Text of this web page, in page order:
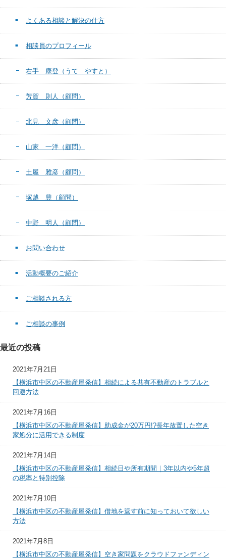
よくある相談と解決の仕方
相談員のプロフィール
右手 康登（うて やすと）
芳賀 則人（顧問）
北見 文彦（顧問）
山家 一洋（顧問）
土屋 雅彦（顧問）
塚越 豊（顧問）
中野 明人（顧問）
お問い合わせ
活動概要のご紹介
ご相談される方
ご相談の事例
最近の投稿
2021年7月21日
【横浜市中区の不動産屋発信】相続による共有不動産のトラブルと
回避方法
2021年7月16日
【横浜市中区の不動産屋発信】助成金が20万円!?長年放置した空き
家処分に活用できる制度
2021年7月14日
【横浜市中区の不動産屋発信】相続日や所有期間｜3年以内や5年超
の税率と特別控除
2021年7月10日
【横浜市中区の不動産屋発信】借地を返す前に知っておいて欲しい
方法
2021年7月8日
【横浜市中区の不動産屋発信】空き家問題をクラウドファンディン